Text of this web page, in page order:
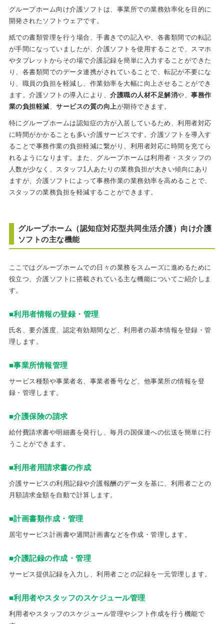
グループホーム向け介護ソフトは、事業所での業務効率化を目的に
開発されたソフトウェアです。
紙での書類管理を行う場合、手書きでの記入や、各書類間での転記
が手間になっていましたが、介護ソフトを使用することで、スマホ
やタブレットからその場で介護記録を簡単に入力することができた
り、各書類間でのデータ連携がされていることで、転記が不要にな
り、職員の負担を軽減し、作業効率を大幅に向上させることができ
ます。介護ソフトの導入により、介護職の人材不足解消や、事務作
業の負担軽減 、サービスの質の向上が期待できます。
特にグループホームは認知症の方が入居しているため、利用者対応
に時間がかかることも多い介護サービスです。介護ソフトを導入す
ることで事務作業の負担軽減に繋がり、利用者対応に時間を充てら
れるようになります。また、グループホームは利用者・スタッフの
人数が少なく、スタッフ1人あたりの業務負担が大きい傾向にあり
ますが、介護ソフトによって事務作業の業務効率を高めることで、
スタッフの業務負担を軽減することができます。
グループホーム（認知症対応型共同生活介護）向け介護
ソフトの主な機能
ここではグループホームでの日々の業務をスムーズに進めるために
役立つ、介護ソフトに搭載されている主な機能についてご紹介しま
す。
■利用者情報の登録・管理
氏名、要介護度、認定有効期間など、利用者の基本情報を登録・管
理します。
■事業所情報管理
サービス種類や事業者名、事業者番号など、他事業所の情報を登
録・管理します。
■介護保険の請求
給付費請求書や明細書を発行し、毎月の国保連への伝送を簡単に行
うことができます。
■利用者用請求書の作成
介護サービスの利用記録や介護報酬のデータを基に、利用者ごとの
月額請求金額を自動で計算します。
■計画書類作成・管理
居宅サービス計画書や週間計画書などを作成・管理します。
■介護記録の作成・管理
サービス提供記録を入力し、利用者ごとの記録を一元管理します。
■利用者やスタッフのスケジュール管理
利用者やスタッフのスケジュール管理やシフト作成を行う機能で